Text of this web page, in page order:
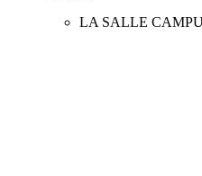
LA SALLE